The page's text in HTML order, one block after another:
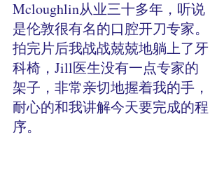
Mcloughlin从业三十多年，听说
是伦敦很有名的口腔开刀专家。
拍完片后我战战兢兢地躺上了牙
科椅，Jill医生没有一点专家的
架子，非常亲切地握着我的手，
耐心的和我讲解今天要完成的程
序。